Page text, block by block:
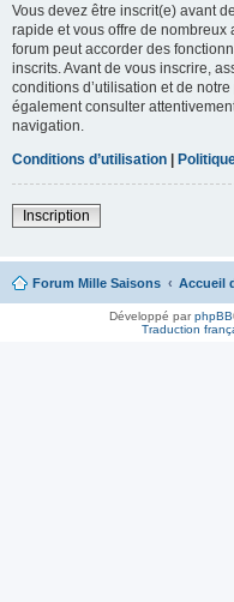
Vous devez être inscrit(e) avant
rapide et vous offre de nombreux
forum peut accorder des
inscrits. Avant de vous inscrire,
conditions d’utilisation et de
également consulter
navigation.
Conditions d’utilisation |
Inscription
Forum Mille Saisons Accueil
Développé parphpBB
Traduction